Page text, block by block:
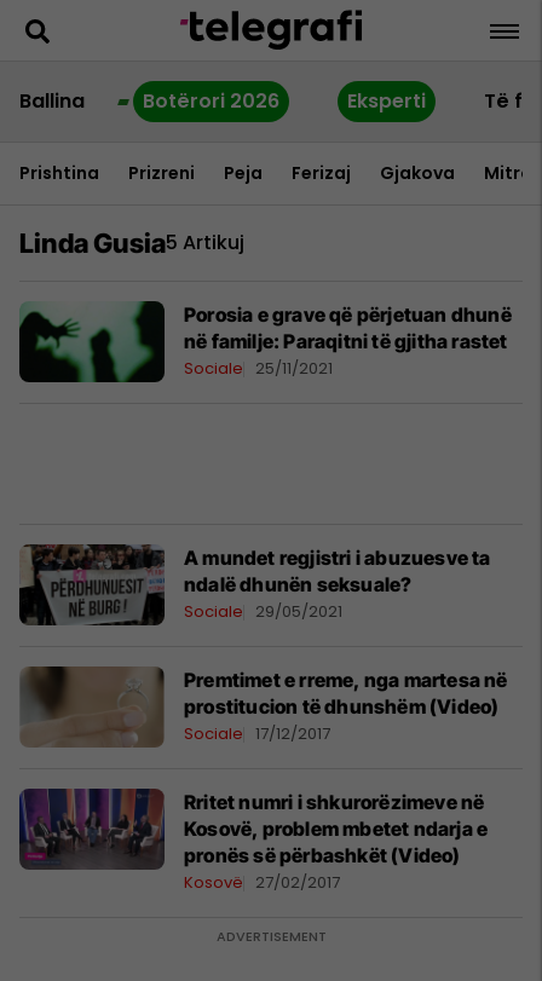
Ballina Botërori 2026 Eksperti Të
Prishtina Prizreni Peja Ferizaj Gjakova
Linda Gusia5 Artikuj
Porosia e grave që përjetuan dhunë
në familje: Paraqitni të gjitha rastet
Sociale 25/11/2021
A mundet regjistri i abuzuesve ta
ndalë dhunën seksuale?
Sociale 29/05/2021
Premtimet e rreme, nga martesa në
prostitucion të dhunshëm (Video)
Sociale 17/12/2017
Rritet numri i shkurorëzimeve në
Kosovë, problem mbetet ndarja e
pronës së përbashkët (Video)
Kosovë 27/02/2017